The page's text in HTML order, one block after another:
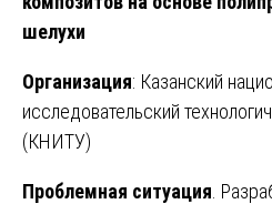
шелухи
Организация: Казанский
исследовательский
(КНИТУ)
Проблемная ситуация .